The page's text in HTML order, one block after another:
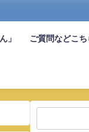
」 ご質問などこち